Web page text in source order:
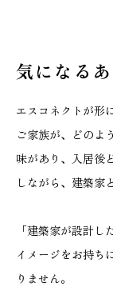
気になる
エスコネクトが形
ご家族が、どのよ
味があり、入居後
しながら、建築家
「建築家が設計
イメージをお持ち
りません。